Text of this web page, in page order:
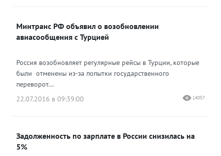
Минтранс РФ объявил о возобновлении
авиасообщения с Турцией
Россия возобновляет регулярные рейсы в Турции, которые
были отменены из-за попытки государственного
переворот...
22.07.2016 в 09:39:00
14057
Задолженность по зарплате в России снизилась на
5%